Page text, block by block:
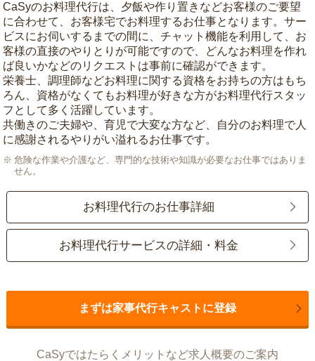
CaSyのお料理代行は、夕飯や作り置きなどお客様のご要望
に合わせて、お客様宅でお料理するお仕事となります。サー
ビスにお伺いするまでの間に、チャット機能を利用して、お
客様の直接のやりとりが可能ですので、どんなお料理を作れ
ば良いかなどのリクエストは事前に確認ができます。
栄養士、調理師などお料理に関する資格をお持ちの方はもち
ろん、資格がなくてもお料理が好きな方がお料理代行スタッ
フとして多く活躍しています。
共働きのご夫婦や、育児で大変な方など、自分のお料理で人
に感謝されるやりがい溢れるお仕事です。
危険な作業や介護など、専門的な技術や知識が必要なお仕事ではありま
せん。
お料理代行のお仕事詳細
お料理代行サービスの詳細・料金
まずは家事代行キャストに登録
CaSyではたらくメリットなど求人概要のご案内